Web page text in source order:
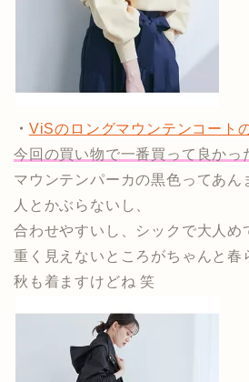
・ ViSのロングマウンテンコート
今回の買い物で一番買って良かっ
マウンテンパーカの黒色ってあん
人とかぶらないし、
合わせやすいし、シックで大人め
重く見えないところがちゃんと春
秋も着ますけどね 笑